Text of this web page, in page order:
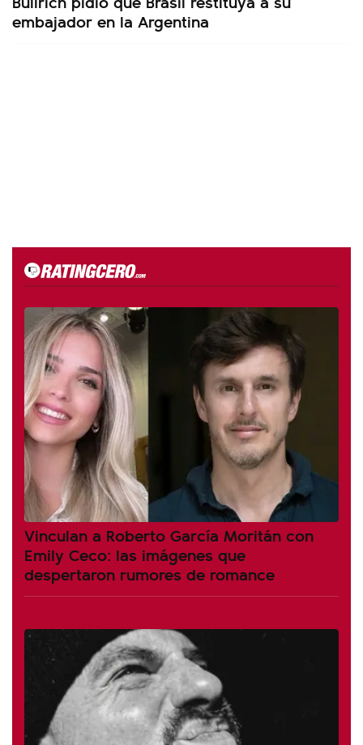
embajador en la Argentina
Vinculan a Roberto García Moritán con
Emily Ceco: las imágenes que
despertaron rumores de romance